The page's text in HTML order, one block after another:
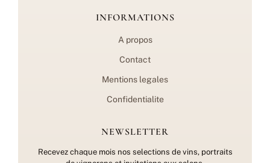
INFORMATIONS
A propos
Contact
Mentions legales
Confidentialite
NEWSLETTER
Recevez chaque mois nos selections de vins, portraits